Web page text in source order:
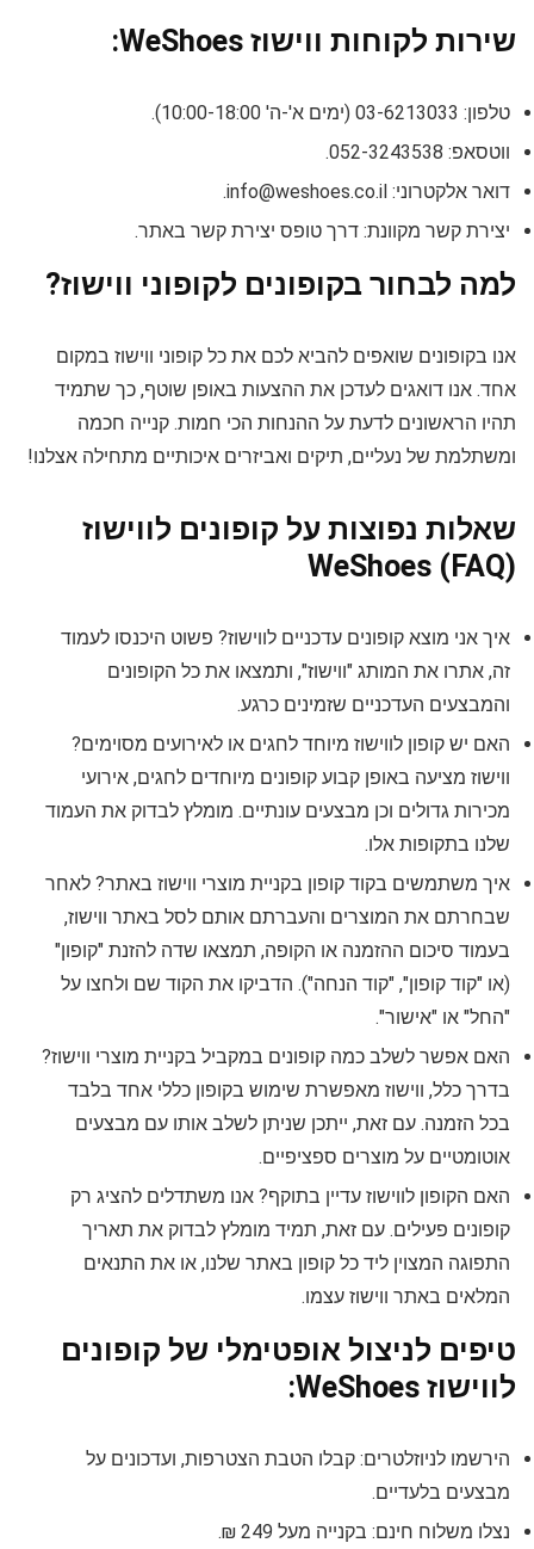
שירות לקוחות ווישוז WeShoes:
טלפון: 03-6213033 (ימים א'-ה' 10:00-18:00).
ווטסאפ: 052-3243538.
דואר אלקטרוני: info@weshoes.co.il
.
יצירת קשר מקוונת: דרך טופס יצירת קשר באתר.
למה לבחור בקופונים לקופוני ווישוז?
אנו בקופונים שואפים להביא לכם את כל קופוני ווישוז במקום
אחד. אנו דואגים לעדכן את ההצעות באופן שוטף, כך שתמיד
תהיו הראשונים לדעת על ההנחות הכי חמות. קנייה חכמה
ומשתלמת של נעליים, תיקים ואביזרים איכותיים מתחילה אצלנו!
שאלות נפוצות על קופונים לווישוז
WeShoes (FAQ)
איך אני מוצא קופונים עדכניים לווישוז? פשוט היכנסו לעמוד
זה, אתרו את המותג "ווישוז", ותמצאו את כל הקופונים
והמבצעים העדכניים שזמינים כרגע.
האם יש קופון לווישוז מיוחד לחגים או לאירועים מסוימים?
ווישוז מציעה באופן קבוע קופונים מיוחדים לחגים, אירועי
מכירות גדולים וכן מבצעים עונתיים. מומלץ לבדוק את העמוד
שלנו בתקופות אלו.
איך משתמשים בקוד קופון בקניית מוצרי ווישוז באתר? לאחר
שבחרתם את המוצרים והעברתם אותם לסל באתר ווישוז,
בעמוד סיכום ההזמנה או הקופה, תמצאו שדה להזנת "קופון"
(או "קוד קופון", "קוד הנחה"). הדביקו את הקוד שם ולחצו על
"החל" או "אישור".
האם אפשר לשלב כמה קופונים במקביל בקניית מוצרי ווישוז?
בדרך כלל, ווישוז מאפשרת שימוש בקופון כללי אחד בלבד
בכל הזמנה. עם זאת, ייתכן שניתן לשלב אותו עם מבצעים
אוטומטיים על מוצרים ספציפיים.
האם הקופון לווישוז עדיין בתוקף? אנו משתדלים להציג רק
קופונים פעילים. עם זאת, תמיד מומלץ לבדוק את תאריך
התפוגה המצוין ליד כל קופון באתר שלנו, או את התנאים
המלאים באתר ווישוז עצמו.
טיפים לניצול אופטימלי של קופונים
לווישוז WeShoes:
הירשמו לניוזלטרים: קבלו הטבת הצטרפות, ועדכונים על
מבצעים בלעדיים.
נצלו משלוח חינם: בקנייה מעל 249 ₪.